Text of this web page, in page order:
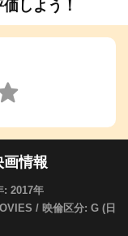
しよう！
画情報
: 2017年
/ 映倫区分: G (日